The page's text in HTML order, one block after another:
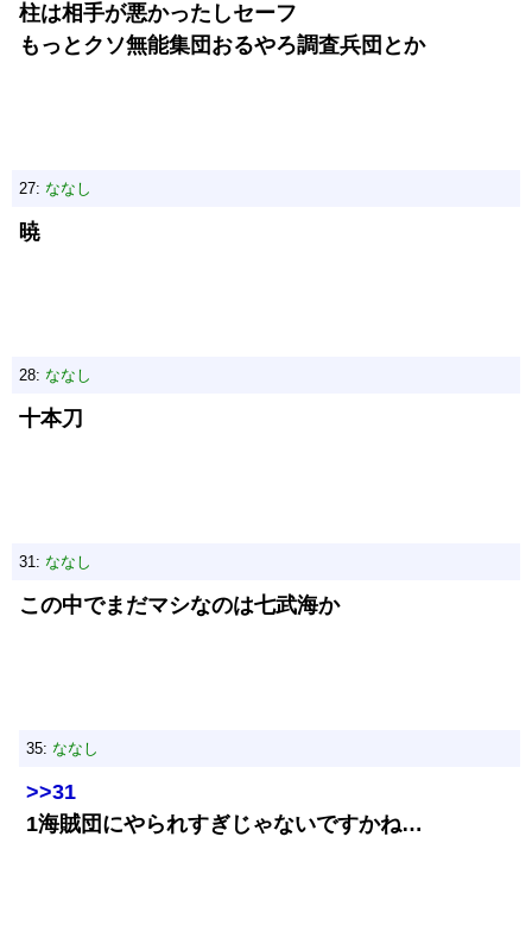
柱は相手が悪かったしセーフ
もっとクソ無能集団おるやろ調査兵団とか
27: ななし
暁
28: ななし
十本刀
31: ななし
この中でまだマシなのは七武海か
35: ななし
>>31
1海賊団にやられすぎじゃないですかね…